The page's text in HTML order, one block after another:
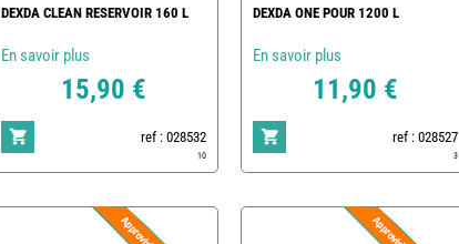
DEXDA CLEAN RESERVOIR 160 L
En savoir plus
15,90 €
ref : 028532
10
DEXDA ONE POUR 1200 L
En savoir plus
11,90 €
ref : 028527
3